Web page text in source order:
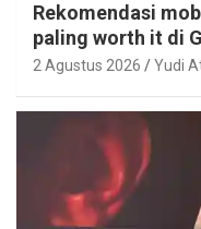
Rekomendasi
paling worth it di
2 Agustus 2026 Yudi